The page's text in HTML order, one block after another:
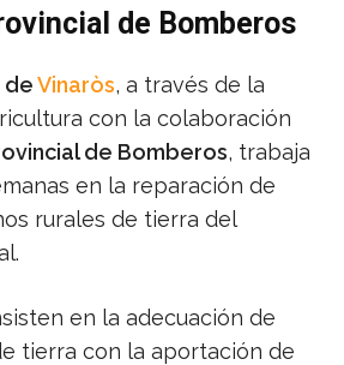
de Bomberos
deVinaròs, a través de la
con la colaboración
de Bomberos, trabaja
en la reparación de
rurales de tierra del
en la adecuación de
tierra con la aportación de